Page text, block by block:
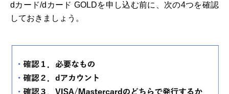
dカード/dカード GOLDを申し込む前に、次の4つを確認
しておきましょう。